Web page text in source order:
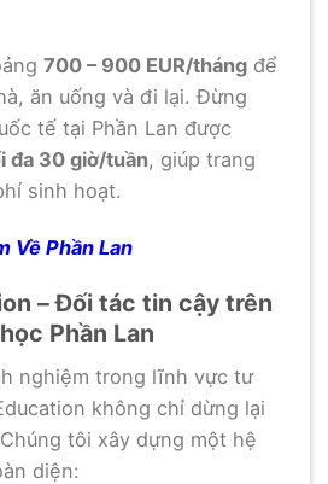
700 – 900 EUR/tháng để
ăn uống và đi lại. Đừng
tế tại Phần Lan được
đa 30 giờ/tuần, giúp trang
sinh hoạt.
Về Phần Lan
– Đối tác tin cậy trên
Phần Lan
nghiệm trong lĩnh vực tư
không chỉ dừng lại
tôi xây dựng một hệ
diện: